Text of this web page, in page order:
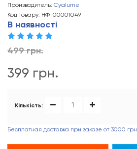
Производитель: Cyalume
Код товару: НФ-00001049
В наявності
499 грн.
399 грн.
Кількість:
Бесплатная доставка при заказе от 3000 грн